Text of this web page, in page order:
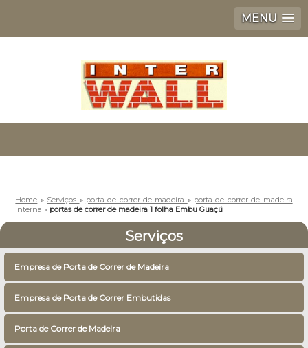
MENU
Home » Serviços » porta de correr de madeira » porta de correr de madeira
interna» portas de correr de madeira 1 folha Embu Guaçú
Serviços
Empresa de Porta de Correr de Madeira
Empresa de Porta de Correr Embutidas
Porta de Correr de Madeira